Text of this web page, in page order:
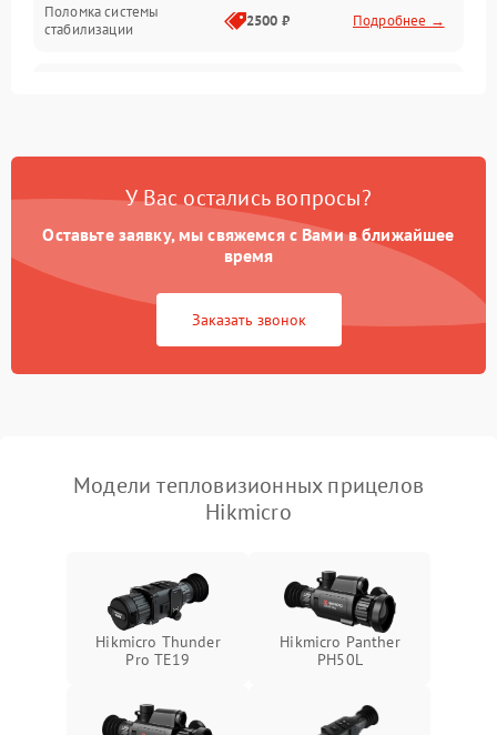
Поломка системы
стабилизации
2500 ₽ Подробнее →
Неисправность системы
Поломка системы GPS 2000 ₽ Подробнее →
Повреждение системы
защиты от перегрузок
1500 ₽
автоматического
1500 ₽ Подробнее →
Неисправность системы
защиты от
перенапряжения
Подробнее →
защиты от замыкания
У Вас остались вопросы?
Оставьте заявку, мы свяжемся с Вами в ближайшее
время
Заказать звонок
Модели тепловизионных прицелов
Hikmicro
Hikmicro Thunder
Pro TE19
Hikmicro Panther
PH50L